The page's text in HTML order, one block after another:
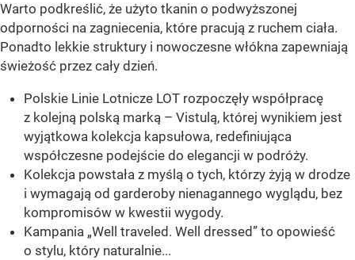
Warto podkreślić, że użyto tkanin o podwyższonej
odporności na zagniecenia, które pracują z ruchem ciała.
Ponadto lekkie struktury i nowoczesne włókna zapewniają
świeżość przez cały dzień.
Polskie Linie Lotnicze LOT rozpoczęły współpracę
z kolejną polską marką – Vistulą, której wynikiem jest
wyjątkowa kolekcja kapsułowa, redefiniująca
współczesne podejście do elegancji w podróży.
Kolekcja powstała z myślą o tych, którzy żyją w drodze
i wymagają od garderoby nienagannego wyglądu, bez
kompromisów w kwestii wygody.
Kampania „Well traveled. Well dressed” to opowieść
o stylu, który naturalnie...